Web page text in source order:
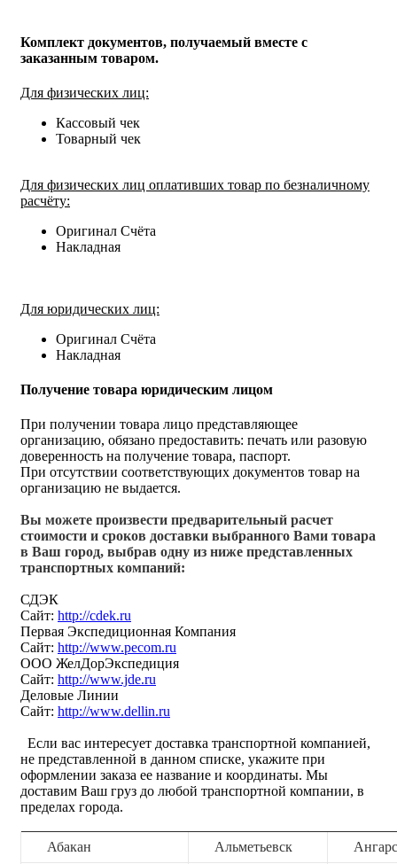
Комплект документов, получаемый вместе с
заказанным товаром.
Для физических лиц:
Кассовый чек
Товарный чек
Для физических лиц оплативших товар по безналичному
расчёту:
Оригинал Счёта
Накладная
Для юридических лиц:
Оригинал Счёта
Накладная
Получение товара юридическим лицом
При получении товара лицо представляющее
организацию, обязано предоставить: печать или разовую
доверенность на получение товара, паспорт.
При отсутствии соответствующих документов товар на
организацию не выдается.
Вы можете произвести предварительный расчет
стоимости и сроков доставки выбранного Вами товара
в Ваш город, выбрав одну из ниже представленных
транспортных компаний:
СДЭК
Сайт: http://cdek.ru
Первая Экспедиционная Компания
Сайт: http://www.pecom.ru
ООО ЖелДорЭкспедиция
Сайт: http://www.jde.ru
Деловые Линии
Сайт: http://www.dellin.ru
Если вас интересует доставка транспортной компанией,
не представленной в данном списке, укажите при
оформлении заказа ее название и координаты. Мы
доставим Ваш груз до любой транспортной компании, в
пределах города.
Абакан Альметьевск